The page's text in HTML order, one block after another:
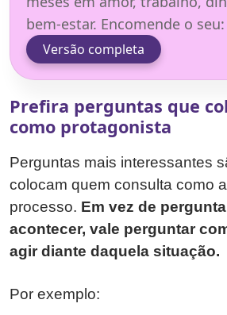
bem-estar. Encomende o seu:
Versão completa
Prefira perguntas que
como protagonista
Perguntas mais interessantes
colocam quem consulta como
processo. Em vez de
acontecer, vale perguntar
agir diante daquela situação.
Por exemplo: